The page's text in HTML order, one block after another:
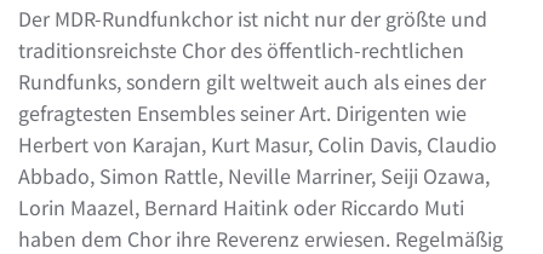
Der MDR-Rundfunkchor ist nicht nur der größte und
traditionsreichste Chor des öffentlich-rechtlichen
Rundfunks, sondern gilt weltweit auch als eines der
gefragtesten Ensembles seiner Art. Dirigenten wie
Herbert von Karajan, Kurt Masur, Colin Davis, Claudio
Abbado, Simon Rattle, Neville Marriner, Seiji Ozawa,
Lorin Maazel, Bernard Haitink oder Riccardo Muti
haben dem Chor ihre Reverenz erwiesen. Regelmäßig